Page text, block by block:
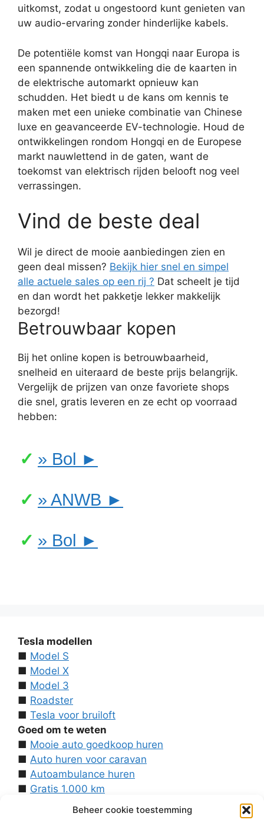
Beheer cookie toestemming
uitkomst, zodat u ongestoord kunt genieten van
uw audio-ervaring zonder hinderlijke kabels.
De potentiële komst van Hongqi naar Europa is
een spannende ontwikkeling die de kaarten in
de elektrische automarkt opnieuw kan
schudden. Het biedt u de kans om kennis te
maken met een unieke combinatie van Chinese
luxe en geavanceerde EV-technologie. Houd de
ontwikkelingen rondom Hongqi en de Europese
markt nauwlettend in de gaten, want de
toekomst van elektrisch rijden belooft nog veel
verrassingen.
Vind de beste deal
Wil je direct de mooie aanbiedingen zien en
geen deal missen? Bekijk hier snel en simpel
alle actuele sales op een rij ? Dat scheelt je tijd
en dan wordt het pakketje lekker makkelijk
bezorgd!
Betrouwbaar kopen
Bij het online kopen is betrouwbaarheid,
snelheid en uiteraard de beste prijs belangrijk.
Vergelijk de prijzen van onze favoriete shops
die snel, gratis leveren en ze echt op voorraad
hebben:
» Bol ►
» ANWB ►
» Bol ►
Tesla modellen
■ Model S
■ Model X
■ Model 3
■ Roadster
■ Tesla voor bruiloft
Goed om te weten
■ Mooie auto goedkoop huren
■ Auto huren voor caravan
■ Autoambulance huren
■ Gratis 1.000 km